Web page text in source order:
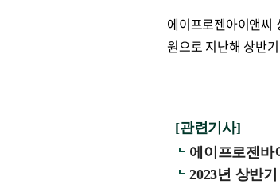
에이프로젠아이앤씨
원으로 지난해 상반
[관련기사]
에이프로젠바
2023년 상반